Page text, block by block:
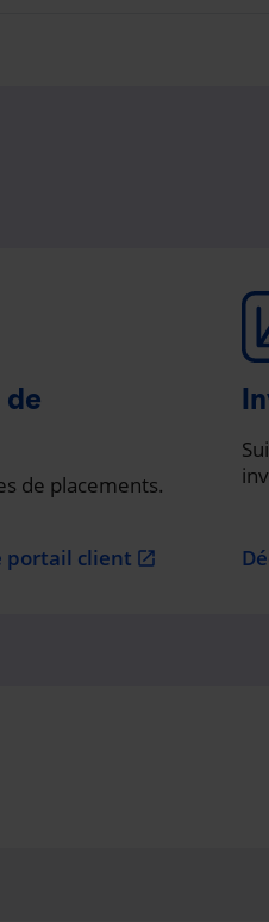
de
de placements.
portail client open_in_new